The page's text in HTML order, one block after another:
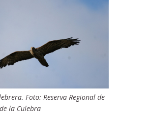
Foto: Reserva Regional de
la Culebra